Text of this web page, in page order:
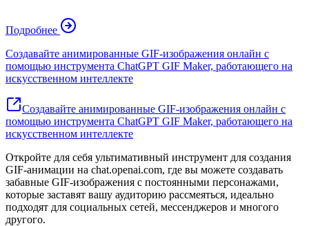
Подробнее
Создавайте анимированные GIF-изображения онлайн с
помощью инструмента ChatGPT GIF Maker, работающего на
искусственном интеллекте
Создавайте анимированные GIF-изображения онлайн с
помощью инструмента ChatGPT GIF Maker, работающего на
искусственном интеллекте
Откройте для себя ультимативный инструмент для создания
GIF-анимации на chat.openai.com, где вы можете создавать
забавные GIF-изображения с постоянными персонажами,
которые заставят вашу аудиторию рассмеяться, идеально
подходят для социальных сетей, мессенджеров и многого
другого.